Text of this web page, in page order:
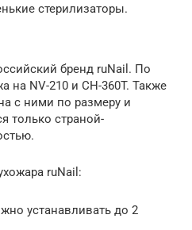
стерилизаторы.
бренд ruNail. По
на NV-210 и CH-360T. Также
с ними по размеру и
только страной-
ruNail:
устанавливать до 2